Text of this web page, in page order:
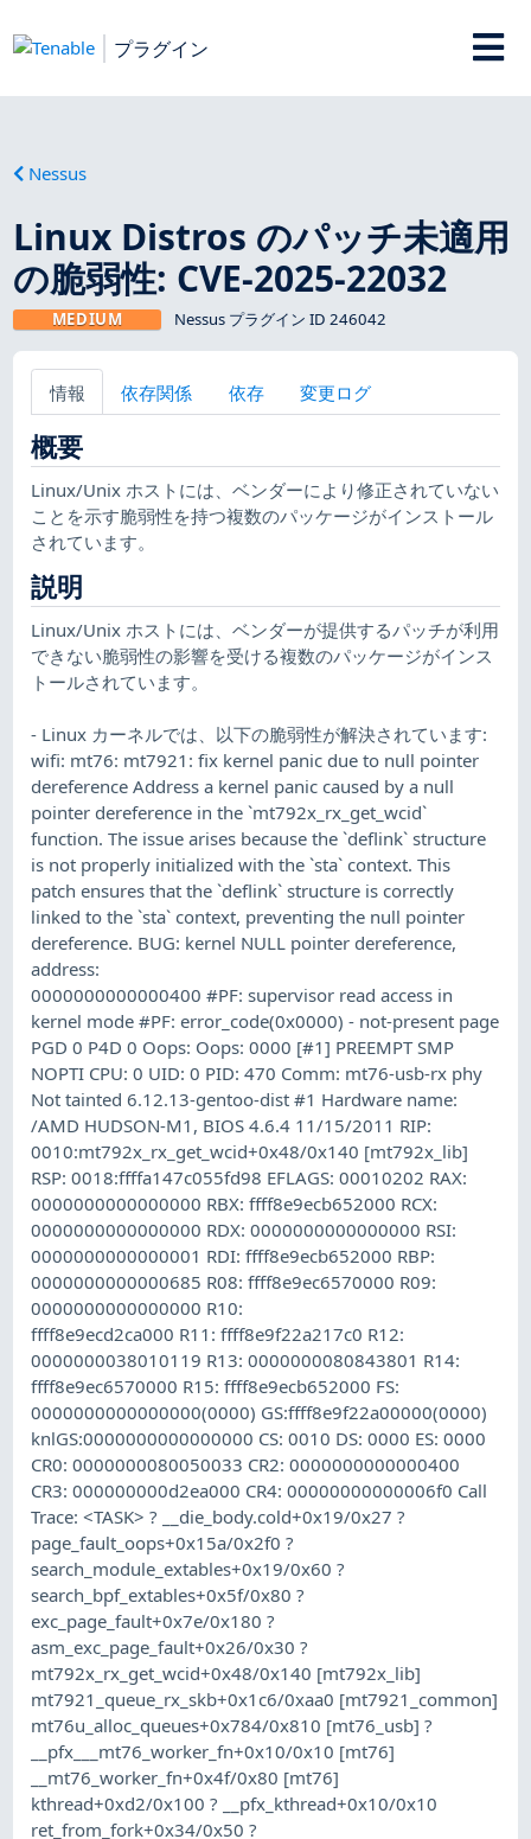
プラグイン
Nessus
Linux Distros のパッチ未適用
の脆弱性: CVE-2025-22032
MEDIUM Nessus プラグイン ID 246042
情報 依存関係 依存 変更ログ
概要
Linux/Unix ホストには、ベンダーにより修正されていない
ことを示す脆弱性を持つ複数のパッケージがインストール
されています。
説明
Linux/Unix ホストには、ベンダーが提供するパッチが利用
できない脆弱性の影響を受ける複数のパッケージがインス
トールされています。
- Linux カーネルでは、以下の脆弱性が解決されています:
wifi: mt76: mt7921: fix kernel panic due to null pointer
dereference Address a kernel panic caused by a null
pointer dereference in the `mt792x_rx_get_wcid`
function. The issue arises because the `deflink` structure
is not properly initialized with the `sta` context. This
patch ensures that the `deflink` structure is correctly
linked to the `sta` context, preventing the null pointer
dereference. BUG: kernel NULL pointer dereference,
address:
0000000000000400 #PF: supervisor read access in
kernel mode #PF: error_code(0x0000) - not-present page
PGD 0 P4D 0 Oops: Oops: 0000 [#1] PREEMPT SMP
NOPTI CPU: 0 UID: 0 PID: 470 Comm: mt76-usb-rx phy
Not tainted 6.12.13-gentoo-dist #1 Hardware name:
/AMD HUDSON-M1, BIOS 4.6.4 11/15/2011 RIP:
0010:mt792x_rx_get_wcid+0x48/0x140 [mt792x_lib]
RSP: 0018:ffffa147c055fd98 EFLAGS: 00010202 RAX:
0000000000000000 RBX: ffff8e9ecb652000 RCX:
0000000000000000 RDX: 0000000000000000 RSI:
0000000000000001 RDI: ffff8e9ecb652000 RBP:
0000000000000685 R08: ffff8e9ec6570000 R09:
0000000000000000 R10:
ffff8e9ecd2ca000 R11: ffff8e9f22a217c0 R12:
0000000038010119 R13: 0000000080843801 R14:
ffff8e9ec6570000 R15: ffff8e9ecb652000 FS:
0000000000000000(0000) GS:ffff8e9f22a00000(0000)
knlGS:0000000000000000 CS: 0010 DS: 0000 ES: 0000
CR0: 0000000080050033 CR2: 0000000000000400
CR3: 000000000d2ea000 CR4: 00000000000006f0 Call
Trace: <TASK> ? __die_body.cold+0x19/0x27 ?
page_fault_oops+0x15a/0x2f0 ?
search_module_extables+0x19/0x60 ?
search_bpf_extables+0x5f/0x80 ?
exc_page_fault+0x7e/0x180 ?
asm_exc_page_fault+0x26/0x30 ?
mt792x_rx_get_wcid+0x48/0x140 [mt792x_lib]
mt7921_queue_rx_skb+0x1c6/0xaa0 [mt7921_common]
mt76u_alloc_queues+0x784/0x810 [mt76_usb] ?
__pfx___mt76_worker_fn+0x10/0x10 [mt76]
__mt76_worker_fn+0x4f/0x80 [mt76]
kthread+0xd2/0x100 ? __pfx_kthread+0x10/0x10
ret_from_fork+0x34/0x50 ?